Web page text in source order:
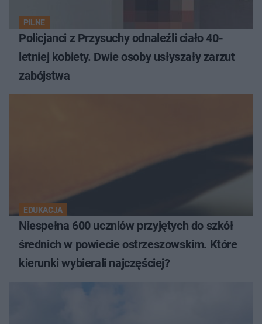
PILNE
Policjanci z Przysuchy odnaleźli ciało 40-
letniej kobiety. Dwie osoby usłyszały zarzut
zabójstwa
EDUKACJA
Niespełna 600 uczniów przyjętych do szkół
średnich w powiecie ostrzeszowskim. Które
kierunki wybierali najczęściej?